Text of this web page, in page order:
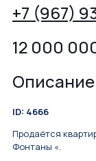
+7 (967)
12 000
Описание
ID: 4666
Прoдaётся
Фонтаны «.